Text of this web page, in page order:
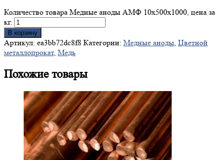
Количество товара Медные аноды АМФ 10х500х1000, цена за
кг.
В корзину
Артикул: ea3bb72dc8f8 Категории: Медные аноды, Цветной
металлопрокат, Медь
Похожие товары